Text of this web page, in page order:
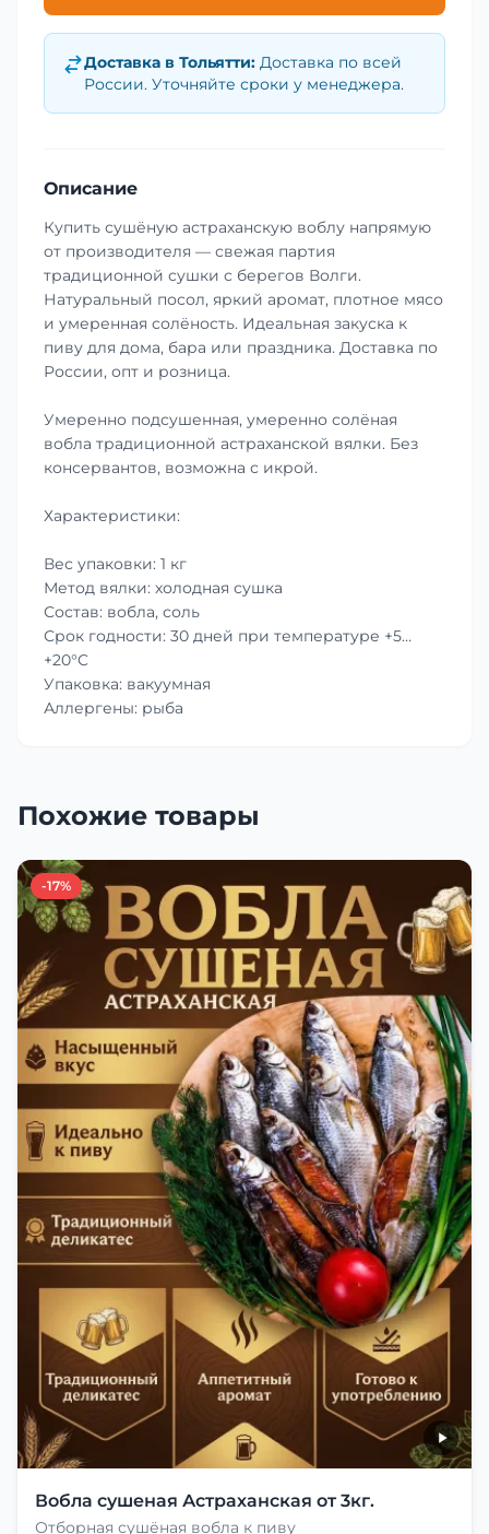
Доставка в Тольятти: Доставка по всей
России. Уточняйте сроки у менеджера.
Описание
Купить сушёную астраханскую воблу напрямую
от производителя — свежая партия
традиционной сушки с берегов Волги.
Натуральный посол, яркий аромат, плотное мясо
и умеренная солёность. Идеальная закуска к
пиву для дома, бара или праздника. Доставка по
России, опт и розница.
Умеренно подсушенная, умеренно солёная
вобла традиционной астраханской вялки. Без
консервантов, возможна с икрой.
Характеристики:
Вес упаковки: 1 кг
Метод вялки: холодная сушка
Состав: вобла, соль
Срок годности: 30 дней при температуре +5…
+20°C
Упаковка: вакуумная
Аллергены: рыба
Похожие товары
-17%
Вобла сушеная Астраханская от 3кг.
Отборная сушёная вобла к пиву